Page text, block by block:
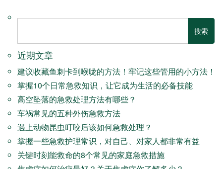
近期文章
建议收藏鱼刺卡到喉咙的方法！牢记这些管用的小方法！
掌握10个日常急救知识，让它成为生活的必备技能
高空坠落的急救处理方法有哪些？
车祸常见的五种外伤急救方法
遇上动物昆虫叮咬后该如何急救处理？
掌握一些急救护理常识，对自己、对家人都非常有益
关键时刻能救命的8个常见的家庭急救措施